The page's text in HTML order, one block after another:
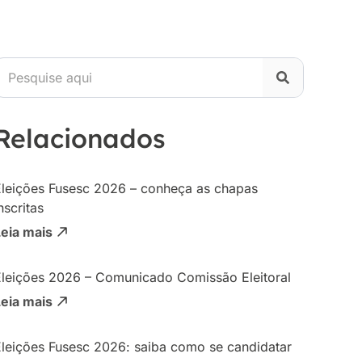
Fusesc 2026 – conheça as chapas
mais
2026 – Comunicado Comissão Eleitoral
mais
Fusesc 2026: saiba como se candidatar